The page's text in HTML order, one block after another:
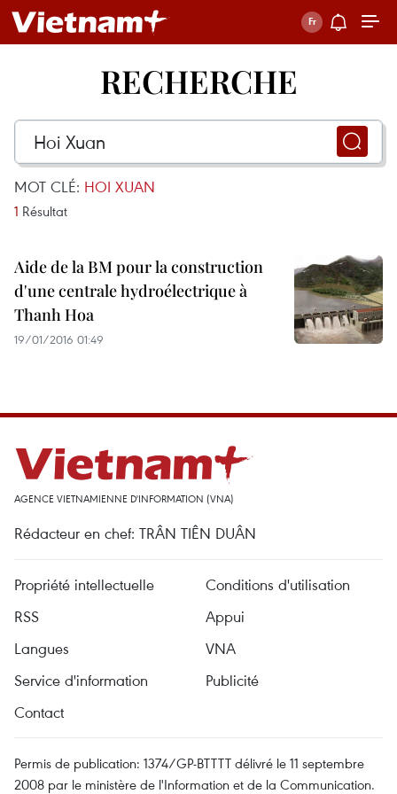
RECHERCHE
MOT CLÉ: HOI XUAN
1 Résultat
Aide de la BM pour la construction
d'une centrale hydroélectrique à
Thanh Hoa
19/01/2016 01:49
AGENCE VIETNAMIENNE D'INFORMATION (VNA)
Rédacteur en chef: TRÂN TIÊN DUÂN
Propriété intellectuelle
Conditions d'utilisation
RSS
Appui
Langues
VNA
Service d'information
Publicité
Contact
Permis de publication: 1374/GP-BTTTT délivré le 11 septembre
2008 par le ministère de l'Information et de la Communication.